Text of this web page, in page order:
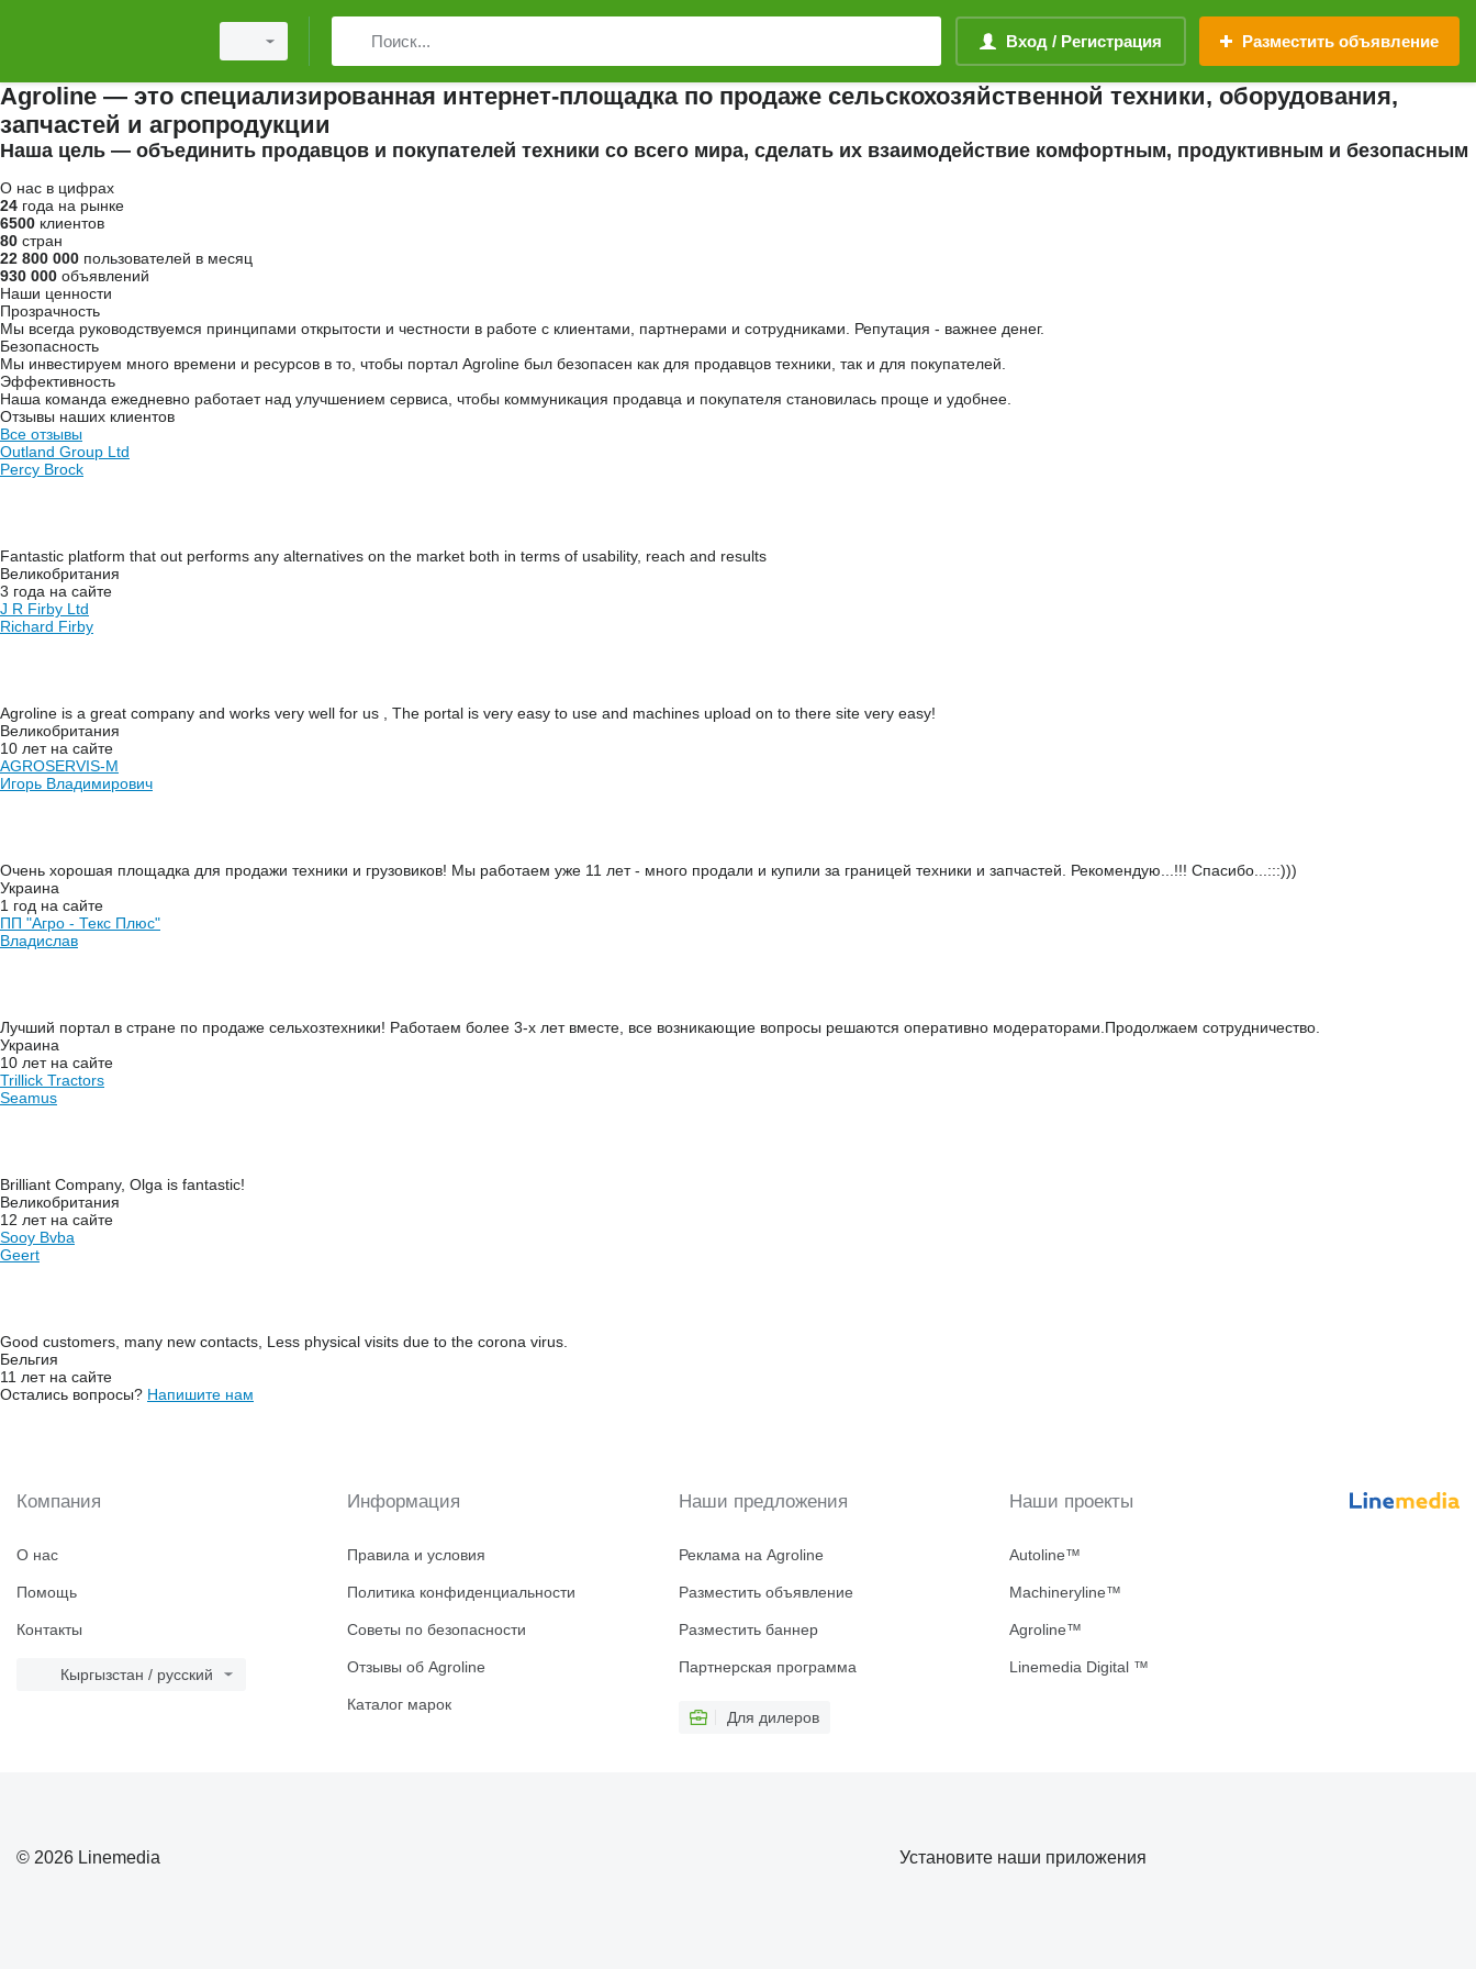
Вход / Регистрация Разместить объявление
Agroline — это специализированная интернет-площадка по продаже сельскохозяйственной техники, оборудования,
запчастей и агропродукции
Наша цель — объединить продавцов и покупателей техники со всего мира, сделать их взаимодействие комфортным, продуктивным и безопасным
О нас в цифрах
24 года на рынке
6500 клиентов
80 стран
22 800 000 пользователей в месяц
930 000 объявлений
Наши ценности
Прозрачность
Мы всегда руководствуемся принципами открытости и честности в работе с клиентами, партнерами и сотрудниками. Репутация - важнее денег.
Безопасность
Мы инвестируем много времени и ресурсов в то, чтобы портал Agroline был безопасен как для продавцов техники, так и для покупателей.
Эффективность
Наша команда ежедневно работает над улучшением сервиса, чтобы коммуникация продавца и покупателя становилась проще и удобнее.
Отзывы наших клиентов
Все отзывы
Outland Group Ltd
Percy Brock
Fantastic platform that out performs any alternatives on the market both in terms of usability, reach and results
Великобритания
3 года на сайте
J R Firby Ltd
Richard Firby
Agroline is a great company and works very well for us , The portal is very easy to use and machines upload on to there site very easy!
Великобритания
10 лет на сайте
AGROSERVIS-M
Игорь Владимирович
Очень хорошая площадка для продажи техники и грузовиков! Мы работаем уже 11 лет - много продали и купили за границей техники и запчастей. Рекомендую...!!! Спасибо...:::)))
Украина
1 год на сайте
ПП "Агро - Текс Плюс"
Владислав
Лучший портал в стране по продаже сельхозтехники! Работаем более 3-х лет вместе, все возникающие вопросы решаются оперативно модераторами.Продолжаем сотрудничество.
Украина
10 лет на сайте
Trillick Tractors
Seamus
Brilliant Company, Olga is fantastic!
Великобритания
12 лет на сайте
Sooy Bvba
Geert
Good customers, many new contacts, Less physical visits due to the corona virus.
Бельгия
11 лет на сайте
Остались вопросы? Напишите нам
Компания
О нас
Помощь
Контакты
Кыргызстан / русский
Информация
Правила и условия
Политика конфиденциальности
Советы по безопасности
Отзывы об Agroline
Каталог марок
Наши предложения
Реклама на Agroline
Разместить объявление
Разместить баннер
Партнерская программа
Для дилеров
Наши проекты
Autoline™
Machineryline™
Agroline™
Linemedia Digital ™
© 2026 Linemedia Установите наши приложения